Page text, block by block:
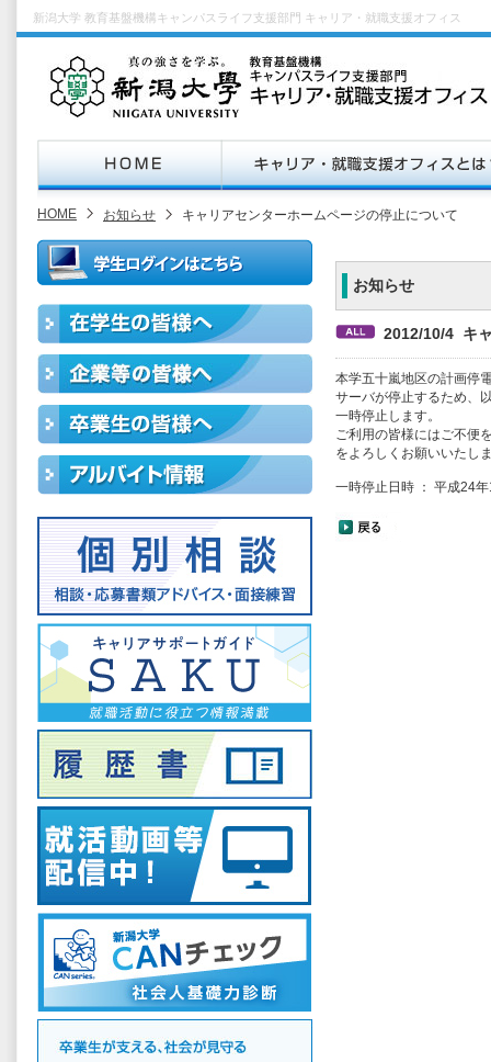
新潟大学 教育基盤機構キャンパスライフ支援部門 キャリア・就職支援オフィス
HOME お知らせ キャリアセンターホームページの停止について
お知らせ
2012/10/4 キ
本学五十嵐地区の計画停
サーバが停止するため、
一時停止します。
ご利用の皆様にはご不便
をよろしくお願いいたし
一時停止日時 ： 平成24